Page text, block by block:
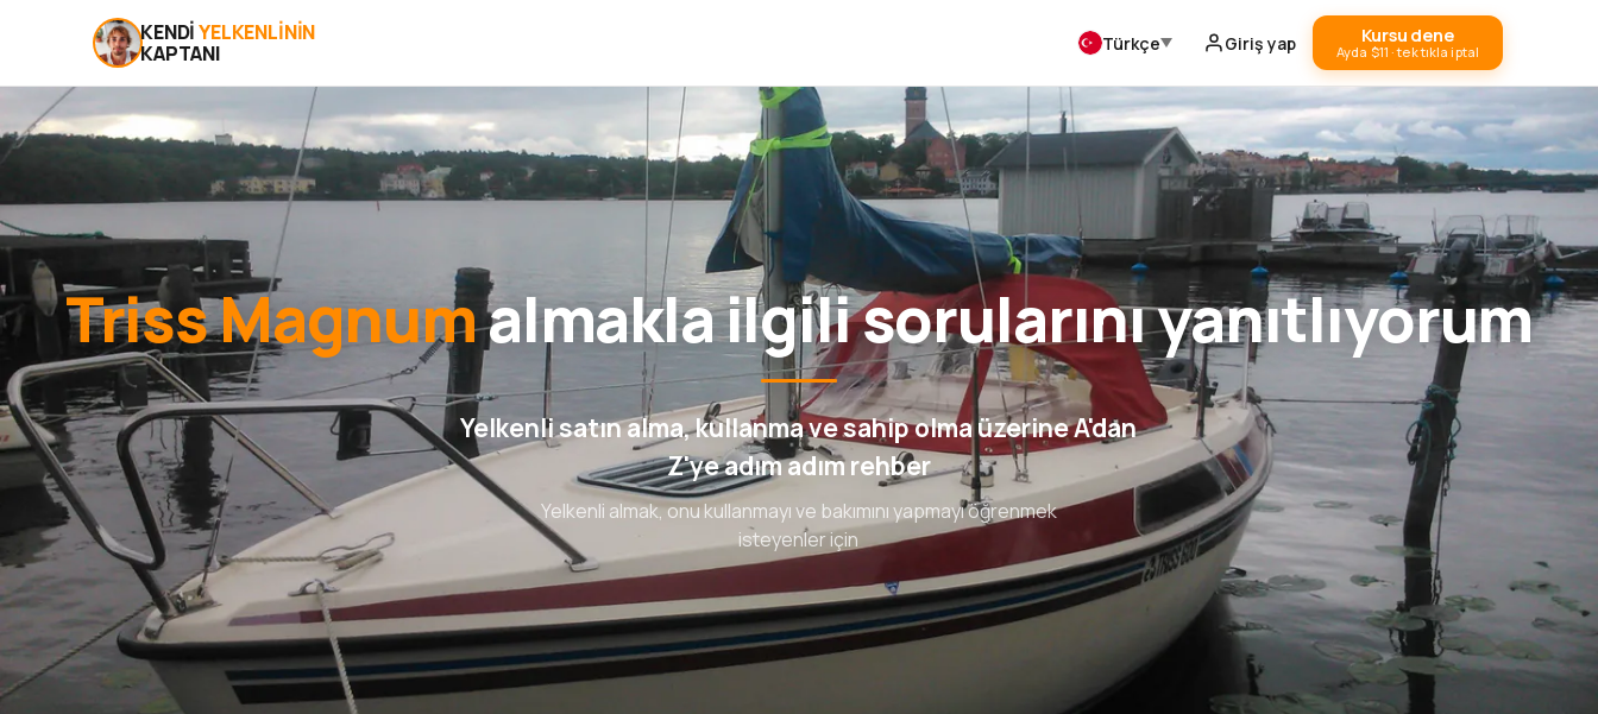
KENDIYELKENLININ
KAPTANI
Türkçe Giriş yap Kursu dene
Ayda $11 · tek tıkla iptal
Triss Magnumalmakla ilgili sorularını yanıtlıyorum
Yelkenli satın alma, kullanma ve sahip olma üzerine A'dan
Z'ye adım adım rehber
Yelkenli almak, onu kullanmayı ve bakımını yapmayı öğrenmek
isteyenler için